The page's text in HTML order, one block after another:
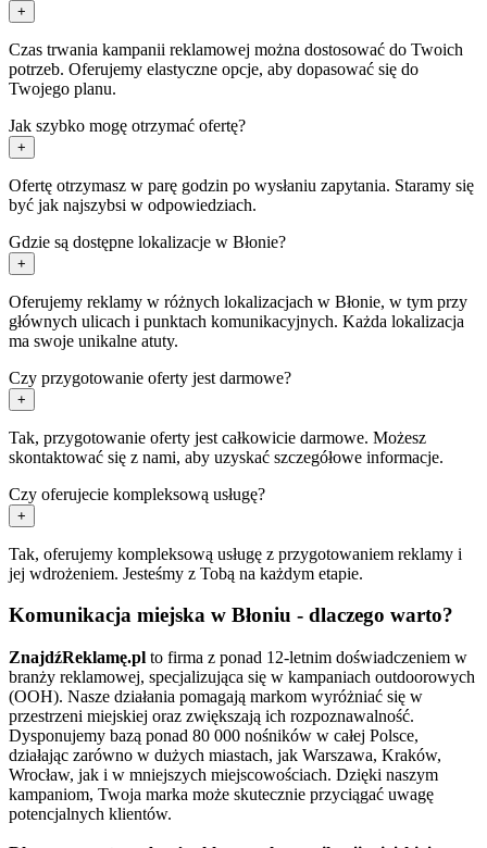
+
Czas trwania kampanii reklamowej można dostosować do Twoich
potrzeb. Oferujemy elastyczne opcje, aby dopasować się do
Twojego planu.
Jak szybko mogę otrzymać ofertę?
+
Ofertę otrzymasz w parę godzin po wysłaniu zapytania. Staramy się
być jak najszybsi w odpowiedziach.
Gdzie są dostępne lokalizacje w Błonie?
+
Oferujemy reklamy w różnych lokalizacjach w Błonie, w tym przy
głównych ulicach i punktach komunikacyjnych. Każda lokalizacja
ma swoje unikalne atuty.
Czy przygotowanie oferty jest darmowe?
+
Tak, przygotowanie oferty jest całkowicie darmowe. Możesz
skontaktować się z nami, aby uzyskać szczegółowe informacje.
Czy oferujecie kompleksową usługę?
+
Tak, oferujemy kompleksową usługę z przygotowaniem reklamy i
jej wdrożeniem. Jesteśmy z Tobą na każdym etapie.
Komunikacja miejska w Błoniu - dlaczego warto?
ZnajdźReklamę.pl to firma z ponad 12-letnim doświadczeniem w
branży reklamowej, specjalizująca się w kampaniach outdoorowych
(OOH). Nasze działania pomagają markom wyróżniać się w
przestrzeni miejskiej oraz zwiększają ich rozpoznawalność.
Dysponujemy bazą ponad 80 000 nośników w całej Polsce,
działając zarówno w dużych miastach, jak Warszawa, Kraków,
Wrocław, jak i w mniejszych miejscowościach. Dzięki naszym
kampaniom, Twoja marka może skutecznie przyciągać uwagę
potencjalnych klientów.